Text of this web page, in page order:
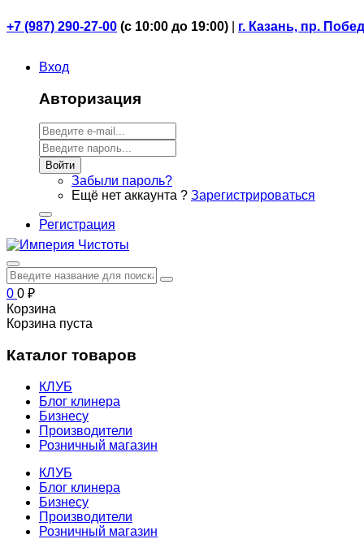
+7 (987) 290-27-00 (с 10:00 до 19:00) г. Казань, пр.
Вход
Авторизация
Войти
Забыли пароль?
Ещё нет аккаунта ? Зарегистрироваться
Регистрация
0 0 ₽
Корзина
Корзина пуста
Каталог товаров
КЛУБ
Блог клинера
Бизнесу
Производители
Розничный магазин
КЛУБ
Блог клинера
Бизнесу
Производители
Розничный магазин